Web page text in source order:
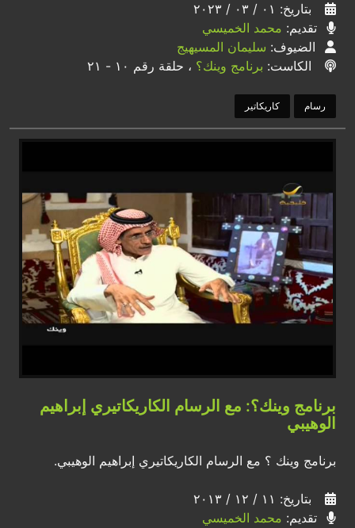
بتاريخ: ٠١ / ٠٣ / ٢٠٢٣
تقديم: محمد الخميسي
الضيوف: سليمان المسيهيج
الكاست: برنامج وينك؟ ، حلقة رقم ١٠ - ٢١
رسام كاريكاتير
برنامج وينك؟: مع الرسام الكاريكاتيري إبراهيم
الوهيبي
برنامج وينك ؟ مع الرسام الكاريكاتيري إبراهيم الوهيبي.
بتاريخ: ١١ / ١٢ / ٢٠١٣
تقديم: محمد الخميسي